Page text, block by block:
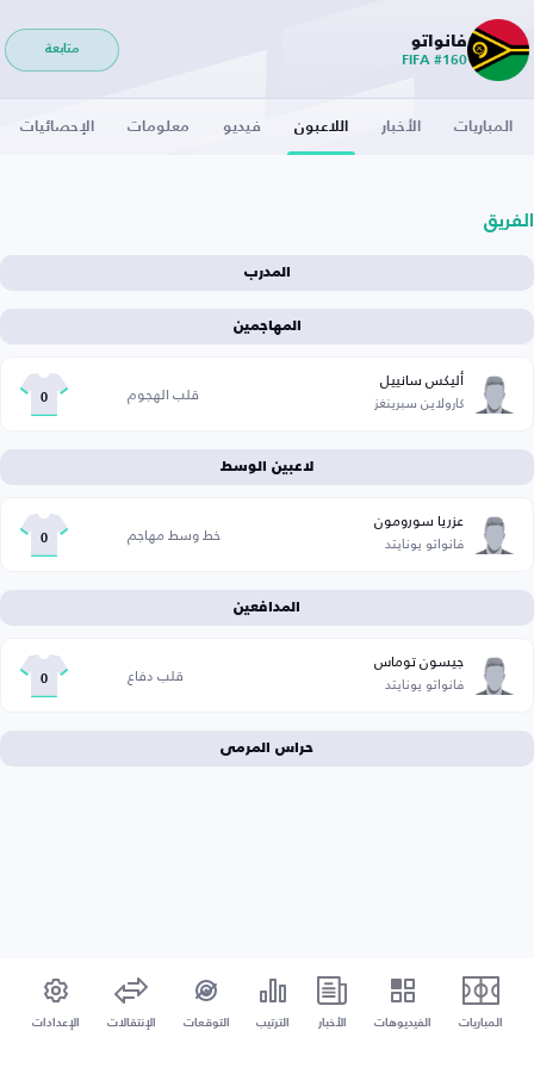
فانواتو
FIFA #160
متابعة
المباريات الأخبار اللاعبون فيديو معلومات الإحصائيات
الفريق
المدرب
المهاجمين
أليكس سانييل
كارولاين سبرينغز قلب الهجوم 0
لاعبين الوسط
عزريا سورومون
فانواتو يونايتد خط وسط مهاجم 0
المدافعين
جيسون توماس
فانواتو يونايتد قلب دفاع 0
حراس المرمى
المباريات الفيديوهات الأخبار الترتيب التوقعات الإنتقالات الإعدادات